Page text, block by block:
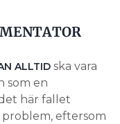
ALLTID ska vara
som en
här fallet
eftersom